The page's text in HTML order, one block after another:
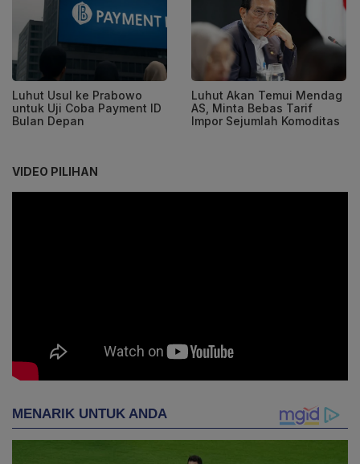
Luhut Usul ke Prabowo
untuk Uji Coba Payment ID
Bulan Depan
Luhut Akan Temui Mendag
AS, Minta Bebas Tarif
Impor Sejumlah Komoditas
VIDEO PILIHAN